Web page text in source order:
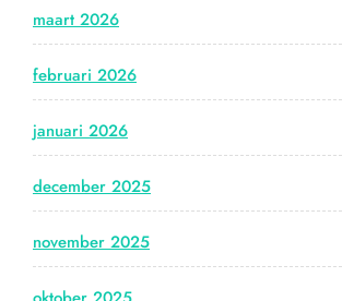
maart 2026
februari 2026
januari 2026
december 2025
november 2025